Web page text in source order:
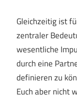
Gleichzeitig ist
zentraler
wesentliche
durch eine
definieren zu
Euch aber nicht